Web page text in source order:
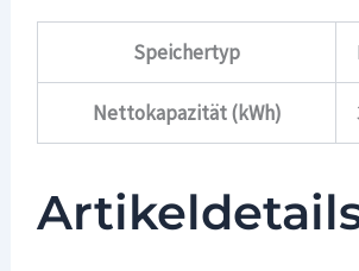
Speichertyp
Nettokapazität (kWh)